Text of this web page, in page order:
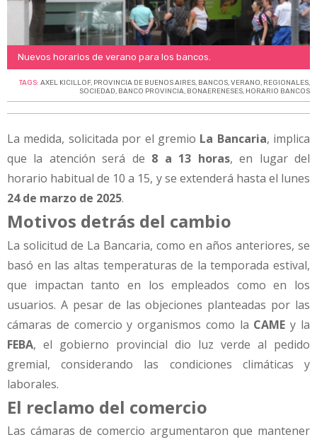
Nuevos horarios de verano para los bancos.
TAGS: AXEL KICILLOF, PROVINCIA DE BUENOS AIRES, BANCOS,VERANO, REGIONALES,
SOCIEDAD, BANCO PROVINCIA, BONAERENESES, HORARIO BANCOS
La medida, solicitada por el gremio La Bancaria, implica
que la atención será de 8 a 13 horas, en lugar del
horario habitual de 10 a 15, y se extenderá hasta el lunes
24 de marzo de 2025.
Motivos detrás del cambio
La solicitud de La Bancaria, como en años anteriores, se
basó en las altas temperaturas de la temporada estival,
que impactan tanto en los empleados como en los
usuarios. A pesar de las objeciones planteadas por las
cámaras de comercio y organismos como la CAME y la
FEBA, el gobierno provincial dio luz verde al pedido
gremial, considerando las condiciones climáticas y
laborales.
El reclamo del comercio
Las cámaras de comercio argumentaron que mantener